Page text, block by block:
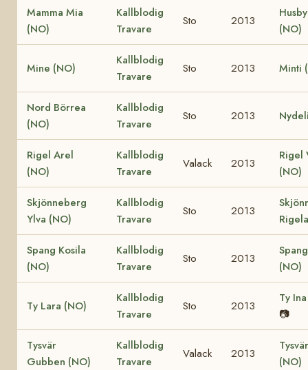
Mamma Mia
(NO)
Kallblodig
Travare
Sto 2013
(NO)
Mine (NO)
Kallblodig
Travare
Sto 2013 Minti
Nord Börrea
(NO)
Kallblodig
Travare
Sto 2013
Rigel Arel
(NO)
Kallblodig
Travare
Valack 2013
Rigel
(NO)
Skjönneberg
Ylva (NO)
Kallblodig
Travare
Sto 2013
Spang Kosila
(NO)
Kallblodig
Travare
Sto 2013
(NO)
Ty Lara (NO)
Kallblodig
Travare
Sto 2013
Ty
📷
Tysvär
Gubben (NO)
Kallblodig
Travare
Valack 2013
(NO)